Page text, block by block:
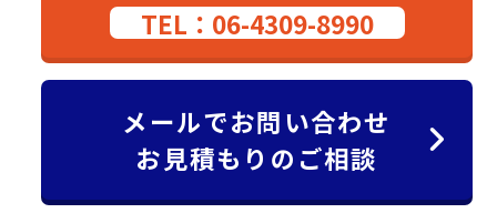
TEL：06-4309-8990
メールでお問い合わせ
お見積もりのご相談